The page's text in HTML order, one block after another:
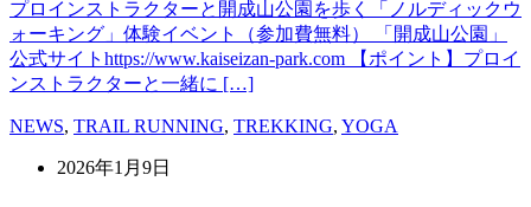
プロインストラクターと開成山公園を歩く「ノルディックウ
ォーキング」体験イベント（参加費無料） 「開成山公園」
公式サイトhttps://www.kaiseizan-park.com 【ポイント】プロイ
ンストラクターと一緒に […]
NEWS, TRAIL RUNNING, TREKKING, YOGA
2026年1月9日